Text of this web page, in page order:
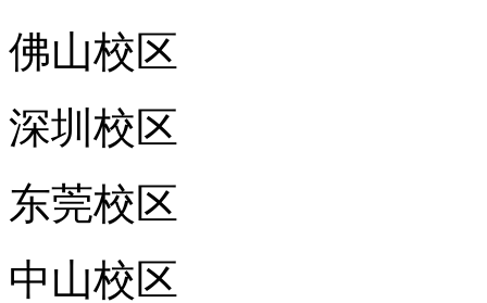
佛山校区
深圳校区
东莞校区
中山校区